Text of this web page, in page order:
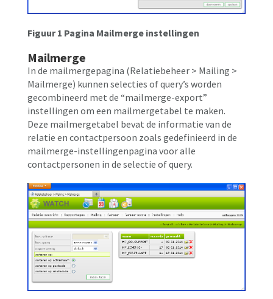
Figuur 1 Pagina Mailmerge instellingen
Mailmerge
In de mailmergepagina (Relatiebeheer > Mailing >
Mailmerge) kunnen selecties of query’s worden
gecombineerd met de “mailmerge-export”
instellingen om een mailmergetabel te maken.
Deze mailmergetabel bevat de informatie van de
relatie en contactpersoon zoals gedefinieerd in de
mailmerge-instellingenpagina voor alle
contactpersonen in de selectie of query.